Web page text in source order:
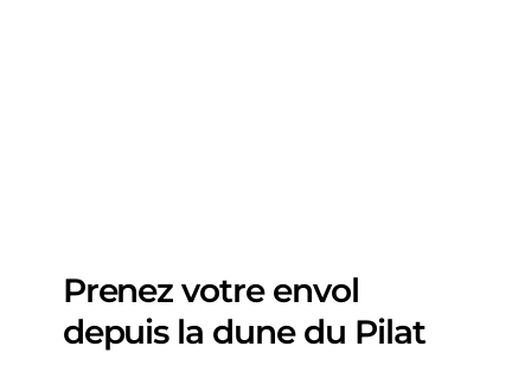
Prenez votre envol
depuis la dune du Pilat